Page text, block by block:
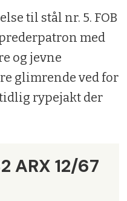
til stål nr. 5. FOB
med
og jevne
glimrende ved for
rypejakt der
ARX 12/67